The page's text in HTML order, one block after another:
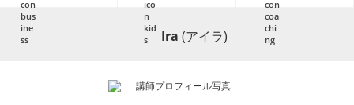
Ira (アイラ)